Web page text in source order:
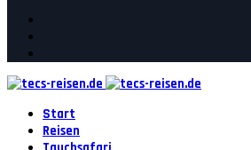
Start
Reisen